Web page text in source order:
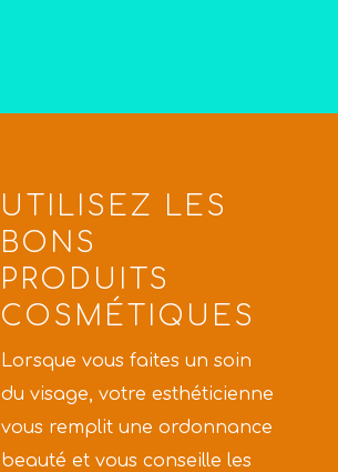
UTILISEZ LES
BONS
PRODUITS
COSMÉTIQUES
Lorsque vous faites un soin
du visage, votre esthéticienne
vous remplit une ordonnance
beauté et vous conseille les